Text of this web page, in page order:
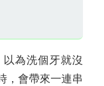
為洗個牙就沒
，會帶來一連串